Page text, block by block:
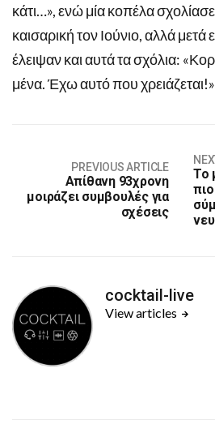
κάτι…», ενώ μία κοπέλα
καισαρική τον Ιούνιο, αλλά μετά
έλειψαν και αυτά τα σχόλια:
μένα. Έχω αυτό που χρειάζεται!»
PREVIOUS ARTICLE
Απίθανη 93χρονη
μοιράζει συμβουλές για
σχέσεις
Το
cocktail-live
View articles